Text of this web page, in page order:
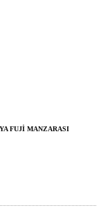
FUJI MANZARASI